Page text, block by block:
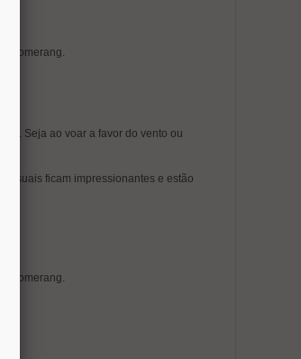
Boomerang.
Seja ao voar a favor do vento ou
ficam impressionantes e estão
Boomerang.